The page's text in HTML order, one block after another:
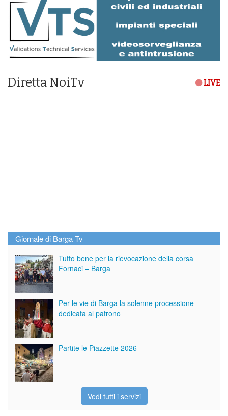
Diretta NoiTv LIVE
Giornale di Barga Tv
Tutto bene per la rievocazione della corsa
Fornaci – Barga
Per le vie di Barga la solenne processione
dedicata al patrono
Partite le Piazzette 2026
Vedi tutti i servizi